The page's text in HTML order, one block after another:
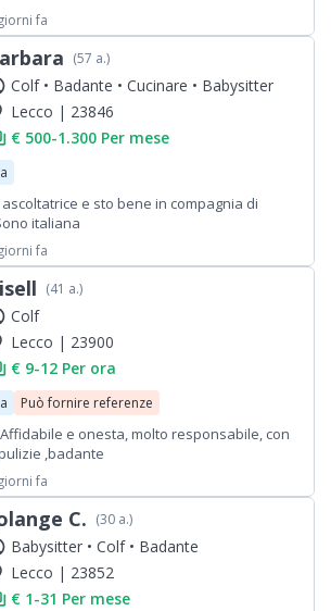
2026 perché attualmente sono ancora
famiglia. Voglio un lavoro full time ma
e saluto Antonella.
fa
(57 a.)
Colf • Badante • Cucinare • Babysitter
Lecco | 23846
€ 500-1.300 Per mese
e sto bene in compagnia di
italiana
fa
(41 a.)
Colf
Lecco | 23900
€ 9-12 Per ora
Può fornire referenze
e onesta, molto responsabile, con
,badante
fa
C. (30 a.)
Babysitter • Colf • Badante
Lecco | 23852
€ 1-31 Per mese